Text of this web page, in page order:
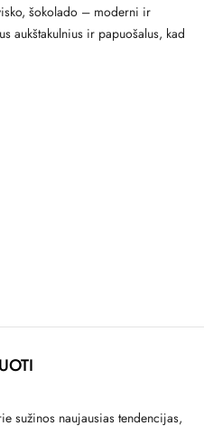
šokolado – moderni ir
aukštakulnius ir papuošalus, kad
sužinos naujausias tendencijas,